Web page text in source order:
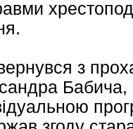
з
Бабича,